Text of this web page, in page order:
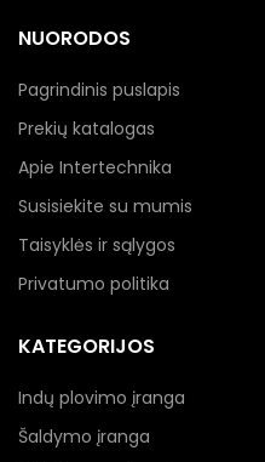
NUORODOS
Pagrindinis puslapis
Prekių katalogas
Apie Intertechnika
Susisiekite su mumis
Taisyklės ir sąlygos
Privatumo politika
KATEGORIJOS
Indų plovimo įranga
Šaldymo įranga